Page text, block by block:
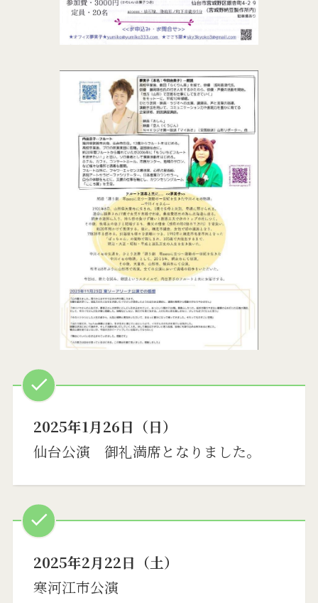
2025年1月26日（日）
仙台公演 御礼満席となりました。
2025年2月22日（土）
寒河江市公演